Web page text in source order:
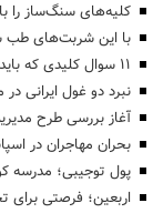
کلیه‌های سنگ‌ساز را
با این شربت‌های طب
۱۱ سوال کلیدی که باید قبل از ازدواج از همسر آینده‌تان بپرسید +اینفوگرافی
نبرد دو غول ایرانی در مستر المپیا ۲۰۲۶؛
آغاز بررسی طرح
بحران مهاجران در
پول توجیبی؛ مدرسه
اربعین؛ فرصتی برای